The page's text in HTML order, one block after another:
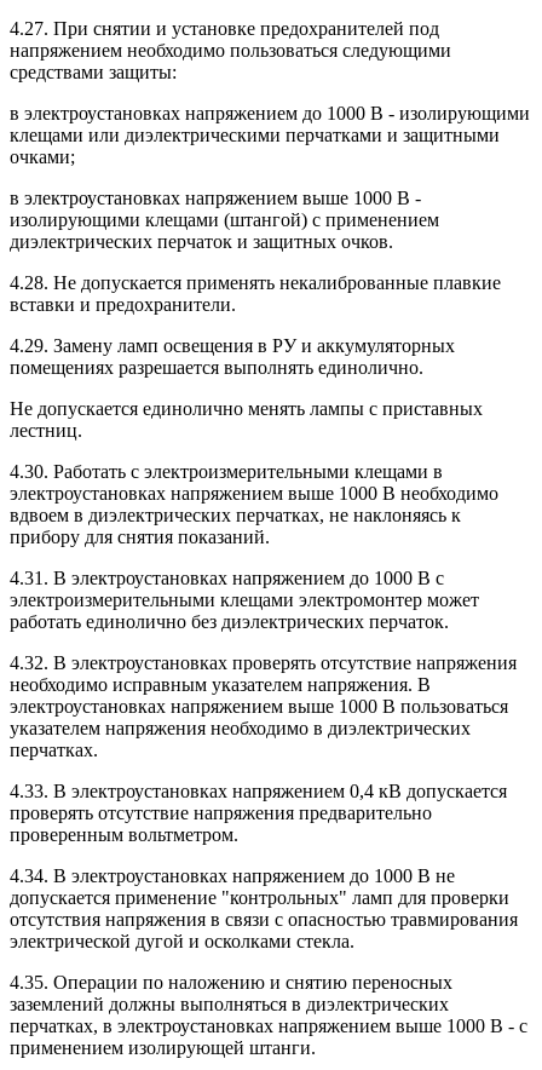
4.27. При снятии и установке предохранителей под
напряжением необходимо пользоваться следующими
средствами защиты:
в электроустановках напряжением до 1000 В - изолирующими
клещами или диэлектрическими перчатками и защитными
очками;
в электроустановках напряжением выше 1000 В -
изолирующими клещами (штангой) с применением
диэлектрических перчаток и защитных очков.
4.28. Не допускается применять некалиброванные плавкие
вставки и предохранители.
4.29. Замену ламп освещения в РУ и аккумуляторных
помещениях разрешается выполнять единолично.
Не допускается единолично менять лампы с приставных
лестниц.
4.30. Работать с электроизмерительными клещами в
электроустановках напряжением выше 1000 В необходимо
вдвоем в диэлектрических перчатках, не наклоняясь к
прибору для снятия показаний.
4.31. В электроустановках напряжением до 1000 В с
электроизмерительными клещами электромонтер может
работать единолично без диэлектрических перчаток.
4.32. В электроустановках проверять отсутствие напряжения
необходимо исправным указателем напряжения. В
электроустановках напряжением выше 1000 В пользоваться
указателем напряжения необходимо в диэлектрических
перчатках.
4.33. В электроустановках напряжением 0,4 кВ допускается
проверять отсутствие напряжения предварительно
проверенным вольтметром.
4.34. В электроустановках напряжением до 1000 В не
допускается применение "контрольных" ламп для проверки
отсутствия напряжения в связи с опасностью травмирования
электрической дугой и осколками стекла.
4.35. Операции по наложению и снятию переносных
заземлений должны выполняться в диэлектрических
перчатках, в электроустановках напряжением выше 1000 В - с
применением изолирующей штанги.